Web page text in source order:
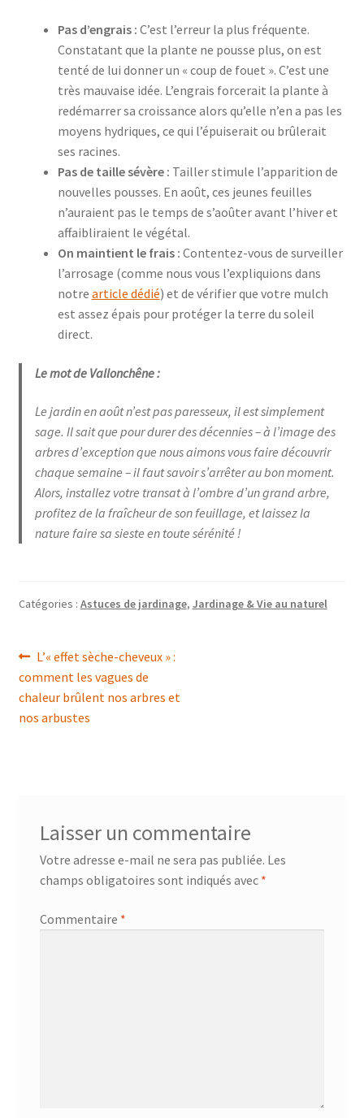
Pas d’engrais : C’est l’erreur la plus fréquente.
Constatant que la plante ne pousse plus, on est
tenté de lui donner un « coup de fouet ». C’est une
très mauvaise idée. L’engrais forcerait la plante à
redémarrer sa croissance alors qu’elle n’en a pas les
moyens hydriques, ce qui l’épuiserait ou brûlerait
ses racines.
Pas de taille sévère : Tailler stimule l’apparition de
nouvelles pousses. En août, ces jeunes feuilles
n’auraient pas le temps de s’aoûter avant l’hiver et
affaibliraient le végétal.
On maintient le frais : Contentez-vous de surveiller
l’arrosage (comme nous vous l’expliquions dans
notre article dédié) et de vérifier que votre mulch
est assez épais pour protéger la terre du soleil
direct.
Le mot de Vallonchêne :
Le jardin en août n’est pas paresseux, il est simplement
sage. Il sait que pour durer des décennies – à l’image des
arbres d’exception que nous aimons vous faire découvrir
chaque semaine – il faut savoir s’arrêter au bon moment.
Alors, installez votre transat à l’ombre d’un grand arbre,
profitez de la fraîcheur de son feuillage, et laissez la
nature faire sa sieste en toute sérénité !
Catégories : Astuces de jardinage, Jardinage & Vie au naturel
Navigation
de
l’article
Article
précédent :
L’« effet sèche-cheveux » :
comment les vagues de
chaleur brûlent nos arbres et
nos arbustes
Laisser un commentaire
Votre adresse e-mail ne sera pas publiée. Les
champs obligatoires sont indiqués avec *
Commentaire *